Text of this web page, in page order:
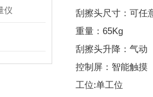
仪
刮擦头尺寸：可任
重量：65Kg
刮擦头升降：气动
控制屏：智能触摸
工位:单工位